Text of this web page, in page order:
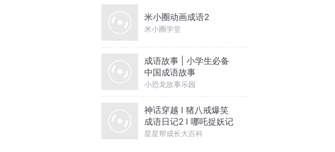
米小圈动画成语2
米小圈学堂
成语故事 | 小学生必备
中国成语故事
小恐龙故事乐园
神话穿越 I 猪八戒爆笑
成语日记2 I 哪吒捉妖记
星星帮成长大百科